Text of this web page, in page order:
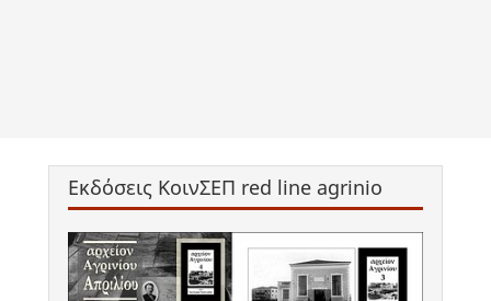
Εκδόσεις ΚοινΣΕΠ red line agrinio